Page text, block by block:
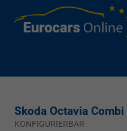
Skoda Octavia Combi
KONFIGURIERBAR